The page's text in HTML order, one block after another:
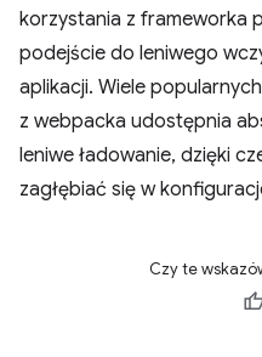
korzystania z frameworka
podejście do leniwego
aplikacji. Wiele
z webpacka udostępnia
leniwe ładowanie, dzięki
zagłębiać się w
Czy te